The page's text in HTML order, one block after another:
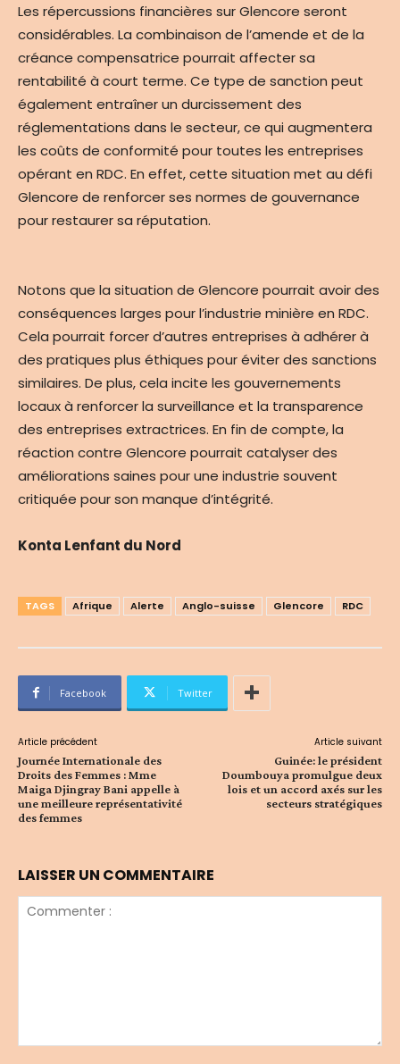
Les répercussions financières sur Glencore seront
considérables. La combinaison de l’amende et de la
créance compensatrice pourrait affecter sa
rentabilité à court terme. Ce type de sanction peut
également entraîner un durcissement des
réglementations dans le secteur, ce qui augmentera
les coûts de conformité pour toutes les entreprises
opérant en RDC. En effet, cette situation met au défi
Glencore de renforcer ses normes de gouvernance
pour restaurer sa réputation.
Notons que la situation de Glencore pourrait avoir des
conséquences larges pour l’industrie minière en RDC.
Cela pourrait forcer d’autres entreprises à adhérer à
des pratiques plus éthiques pour éviter des sanctions
similaires. De plus, cela incite les gouvernements
locaux à renforcer la surveillance et la transparence
des entreprises extractrices. En fin de compte, la
réaction contre Glencore pourrait catalyser des
améliorations saines pour une industrie souvent
critiquée pour son manque d’intégrité.
Konta Lenfant du Nord
TAGS Afrique Alerte Anglo-suisse Glencore RDC
Facebook Twitter
Article précédent
Journée Internationale des
Droits des Femmes : Mme
Maiga Djingray Bani appelle à
une meilleure représentativité
des femmes
Article suivant
Guinée: le président
Doumbouya promulgue deux
lois et un accord axés sur les
secteurs stratégiques
LAISSER UN COMMENTAIRE